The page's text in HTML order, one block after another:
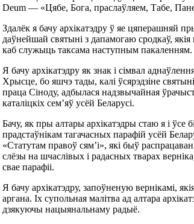
Deum — «Цябе, Бога, праслаўляем, Табе,
Здалёк я бачу архікатэдру ў яе цяперашняй
даўнейшай святыні з дапамогаю сродкаў, якія
каб служыць таксама наступным пакаленням.
Я бачу архікатэдру як знак і сімвал
Хрысце, бо яшчэ тады, калі ўсярэдзіне
праца Сіноду, адбылася надзвычайная
каталіцкіх сем’яў усёй Беларусі.
Бачу, як пры алтары архікатэдры стаю я і ўсе
прадстаўнікам тагачасных парафій усёй
«Статутам правоў сям’і», які быў
слёзы на шчаслівых і радасных тварах
свае парафіі.
Я бачу архікатэдру, запоўненую вернікамі,
аргана. Іх супольная малітва ад алтара
дзякуючы нацыянальнаму радыё.